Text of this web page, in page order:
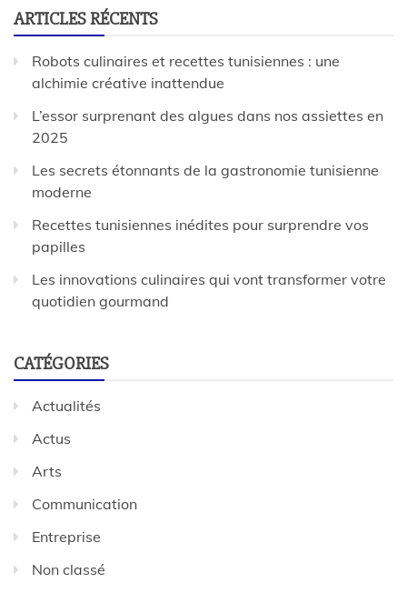
ARTICLES RÉCENTS
Robots culinaires et recettes tunisiennes : une
alchimie créative inattendue
L’essor surprenant des algues dans nos assiettes en
2025
Les secrets étonnants de la gastronomie tunisienne
moderne
Recettes tunisiennes inédites pour surprendre vos
papilles
Les innovations culinaires qui vont transformer votre
quotidien gourmand
CATÉGORIES
Actualités
Actus
Arts
Communication
Entreprise
Non classé